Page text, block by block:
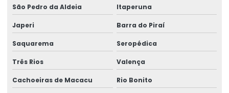
Lacre adesivo de segurança personalizado
Lacre casca de ovo
Lacre casca de ovo personalizado
Lacre de garantia
Lacre de garantia casca de ovo
São Pedro da Aldeia Itaperuna
Japeri Barra do Piraí
Saquarema Seropédica
Três Rios Valença
Cachoeiras de Macacu Rio Bonito